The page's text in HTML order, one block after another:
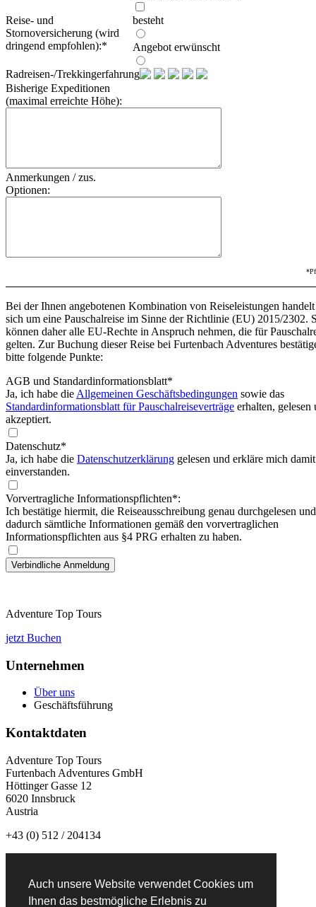
Auch unsere Website verwendet Cookies um
Ihnen das bestmögliche Erlebnis zu
Reise- und
Stornoversicherung (wird
dringend empfohlen):*
besteht
Angebot erwünscht
Radreisen-/Trekkingerfahrung:
Bisherige Expeditionen
(maximal erreichte Höhe):
Anmerkungen / zus.
Optionen:
Bei der Ihnen angebotenen Kombination von Reiseleistungen handelt
sich um eine Pauschalreise im Sinne der Richtlinie (EU) 2015/2302.
können daher alle EU-Rechte in Anspruch nehmen, die für
gelten. Zur Buchung dieser Reise bei Furtenbach Adventures
bitte folgende Punkte:
AGB und Standardinformationsblatt*
Ja, ich habe die Allgemeinen Geschäftsbedingungen sowie das
Standardinformationsblatt für Pauschalreiseverträge erhalten, gelesen
akzeptiert.
Datenschutz*
Ja, ich habe die Datenschutzerklärung gelesen und erkläre mich damit
einverstanden.
Vorvertragliche Informationspflichten*:
Ich bestätige hiermit, die Reiseausschreibung genau durchgelesen und
dadurch sämtliche Informationen gemäß den vorvertraglichen
Informationspflichten aus §4 PRG erhalten zu haben.
Adventure Top Tours
jetzt Buchen
Unternehmen
Über uns
Geschäftsführung
Kontaktdaten
Adventure Top Tours
Furtenbach Adventures GmbH
Höttinger Gasse 12
6020 Innsbruck
Austria
+43 (0) 512 / 204134
Newsletteranmeldung: